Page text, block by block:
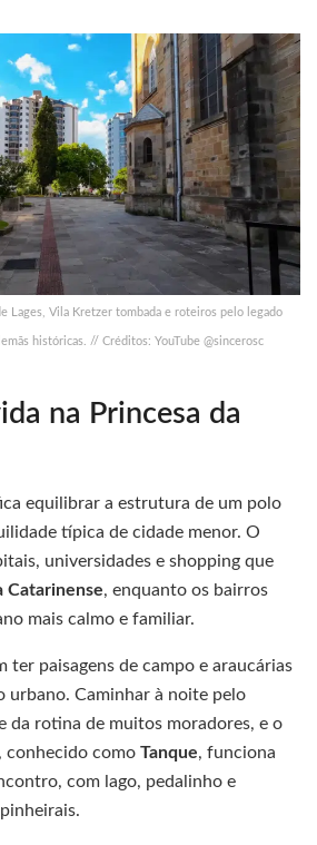
Lages, Vila Kretzer tombada e roteiros pelo legado
históricas. // Créditos: YouTube @sincerosc
na Princesa da
equilibrar a estrutura de um polo
típica de cidade menor. O
universidades e shopping que
Catarinense, enquanto os bairros
mais calmo e familiar.
ter paisagens de campo e araucárias
urbano. Caminhar à noite pelo
da rotina de muitos moradores, e o
, conhecido como Tanque, funciona
com lago, pedalinho e